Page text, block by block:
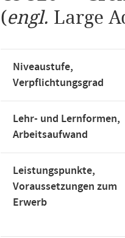
(engl. Large
Niveaustufe,
Verpflichtungsgrad
Lehr- und Lernformen,
Arbeitsaufwand
Leistungspunkte,
Voraussetzungen zum
Erwerb